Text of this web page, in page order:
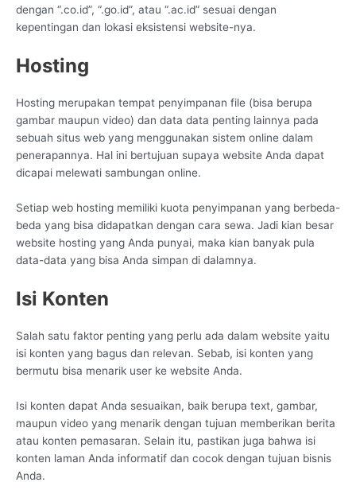
dengan “.co.id”, “.go.id”, atau “.ac.id” sesuai dengan
kepentingan dan lokasi eksistensi website-nya.
Hosting
Hosting merupakan tempat penyimpanan file (bisa berupa
gambar maupun video) dan data data penting lainnya pada
sebuah situs web yang menggunakan sistem online dalam
penerapannya. Hal ini bertujuan supaya website Anda dapat
dicapai melewati sambungan online.
Setiap web hosting memiliki kuota penyimpanan yang berbeda-
beda yang bisa didapatkan dengan cara sewa. Jadi kian besar
website hosting yang Anda punyai, maka kian banyak pula
data-data yang bisa Anda simpan di dalamnya.
Isi Konten
Salah satu faktor penting yang perlu ada dalam website yaitu
isi konten yang bagus dan relevan. Sebab, isi konten yang
bermutu bisa menarik user ke website Anda.
Isi konten dapat Anda sesuaikan, baik berupa text, gambar,
maupun video yang menarik dengan tujuan memberikan berita
atau konten pemasaran. Selain itu, pastikan juga bahwa isi
konten laman Anda informatif dan cocok dengan tujuan bisnis
Anda.